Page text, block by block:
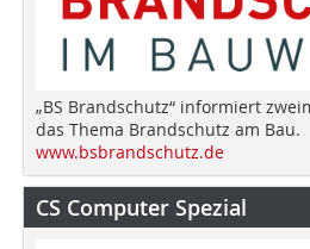
„BS Brandschutz“ informiert
das Thema Brandschutz am Bau.
www.bsbrandschutz.de
CS Computer Spezial